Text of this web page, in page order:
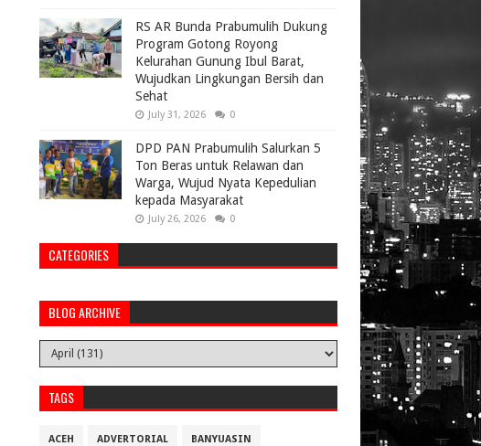
RS AR Bunda Prabumulih Dukung
Program Gotong Royong
Kelurahan Gunung Ibul Barat,
Wujudkan Lingkungan Bersih dan
Sehat
July 31, 2026 0
DPD PAN Prabumulih Salurkan 5
Ton Beras untuk Relawan dan
Warga, Wujud Nyata Kepedulian
kepada Masyarakat
July 26, 2026 0
CATEGORIES
BLOG ARCHIVE
TAGS
ACEH ADVERTORIAL BANYUASIN